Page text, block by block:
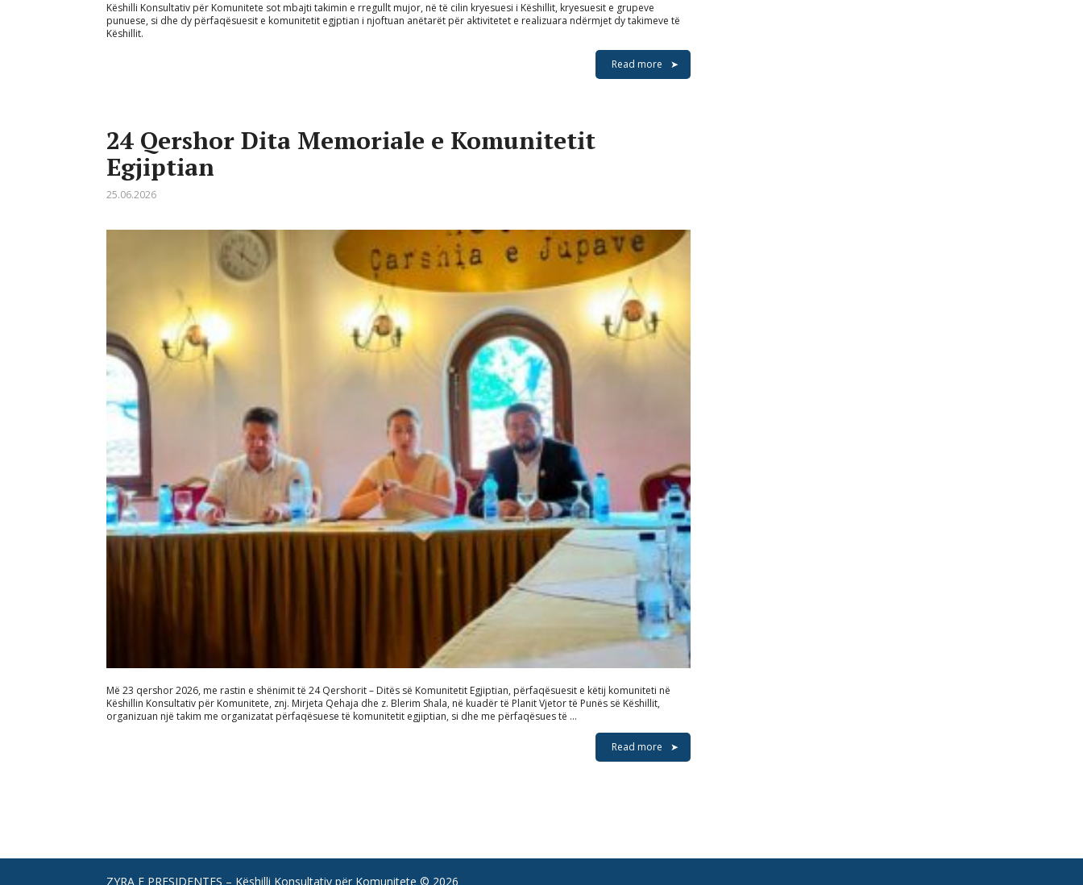
Këshilli Konsultativ për Komunitete sot mbajti takimin e rregullt mujor, në të cilin kryesuesi i Këshillit, kryesuesit e grupeve
punuese, si dhe dy përfaqësuesit e komunitetit egjptian i njoftuan anëtarët për aktivitetet e realizuara ndërmjet dy takimeve të
Këshillit.
Read more
24 Qershor Dita Memoriale e Komunitetit
Egjiptian
25.06.2026
Më 23 qershor 2026, me rastin e shënimit të 24 Qershorit – Ditës së Komunitetit Egjiptian, përfaqësuesit e këtij komuniteti në
Këshillin Konsultativ për Komunitete, znj. Mirjeta Qehaja dhe z. Blerim Shala, në kuadër të Planit Vjetor të Punës së Këshillit,
organizuan një takim me organizatat përfaqësuese të komunitetit egjiptian, si dhe me përfaqësues të …
Read more
ZYRA E PRESIDENTES – Këshilli Konsultativ për Komunitete © 2026